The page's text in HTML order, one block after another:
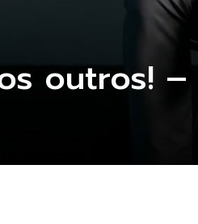
outros! –